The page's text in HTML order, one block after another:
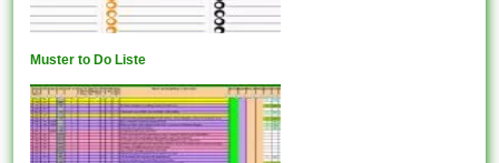
Muster to Do Liste